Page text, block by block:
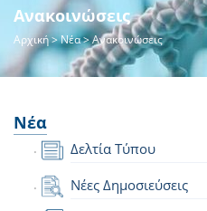
Ανακοινώσεις
Αρχική>Νέα> Ανακοινώσεις
Νέα
Δελτία Τύπου
Νέες Δημοσιεύσεις